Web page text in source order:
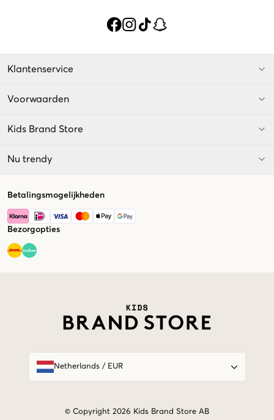
Klantenservice
Voorwaarden
Kids Brand Store
Nu trendy
Betalingsmogelijkheden
Bezorgopties
Netherlands/ EUR
© Copyright 2026 Kids Brand Store AB